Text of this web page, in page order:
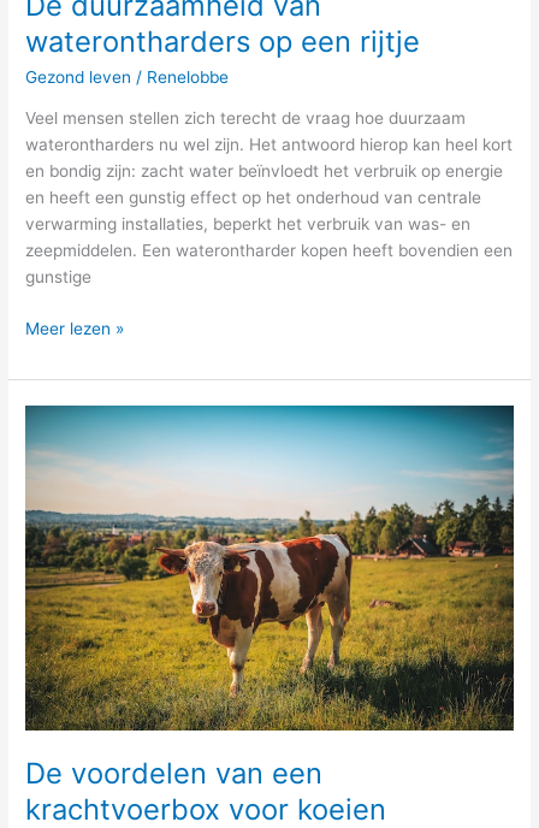
waterontharders op een rijtje
Gezond leven / Renelobbe
Veel mensen stellen zich terecht de vraag hoe duurzaam
waterontharders nu wel zijn. Het antwoord hierop kan heel kort
en bondig zijn: zacht water beïnvloedt het verbruik op energie
en heeft een gunstig effect op het onderhoud van centrale
verwarming installaties, beperkt het verbruik van was- en
zeepmiddelen. Een waterontharder kopen heeft bovendien een
gunstige
Meer lezen »
De voordelen van een
krachtvoerbox voor koeien
voordelen
van
krachtvoerbox
voor
koeien